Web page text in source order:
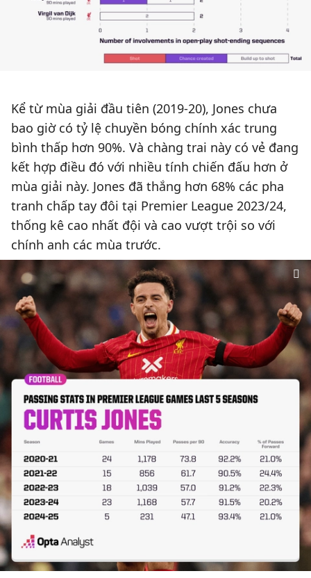
Kể từ mùa giải đầu tiên (2019-20), Jones chưa
bao giờ có tỷ lệ chuyền bóng chính xác trung
bình thấp hơn 90%. Và chàng trai này có vẻ đang
kết hợp điều đó với nhiều tính chiến đấu hơn ở
mùa giải này. Jones đã thắng hơn 68% các pha
tranh chấp tay đôi tại Premier League 2023/24,
thống kê cao nhất đội và cao vượt trội so với
chính anh các mùa trước.